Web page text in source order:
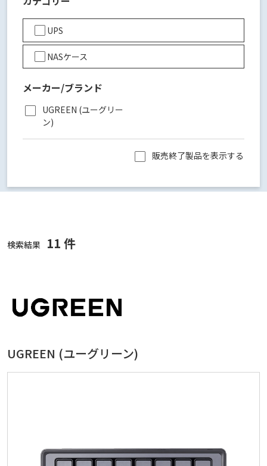
UPS
NASケース
メーカー/ブランド
UGREEN (ユーグリー
ン)
販売終了製品を表示する
検索結果 11 件
UGREEN (ユーグリーン)